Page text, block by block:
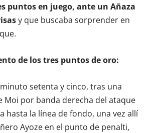
puntos en juego, ante un Añaza
y que buscaba sorprender en
de los tres puntos de oro:
setenta y cinco, tras una
Moi por banda derecha del ataque
hasta la línea de fondo, una vez allí
Ayoze en el punto de penalti,